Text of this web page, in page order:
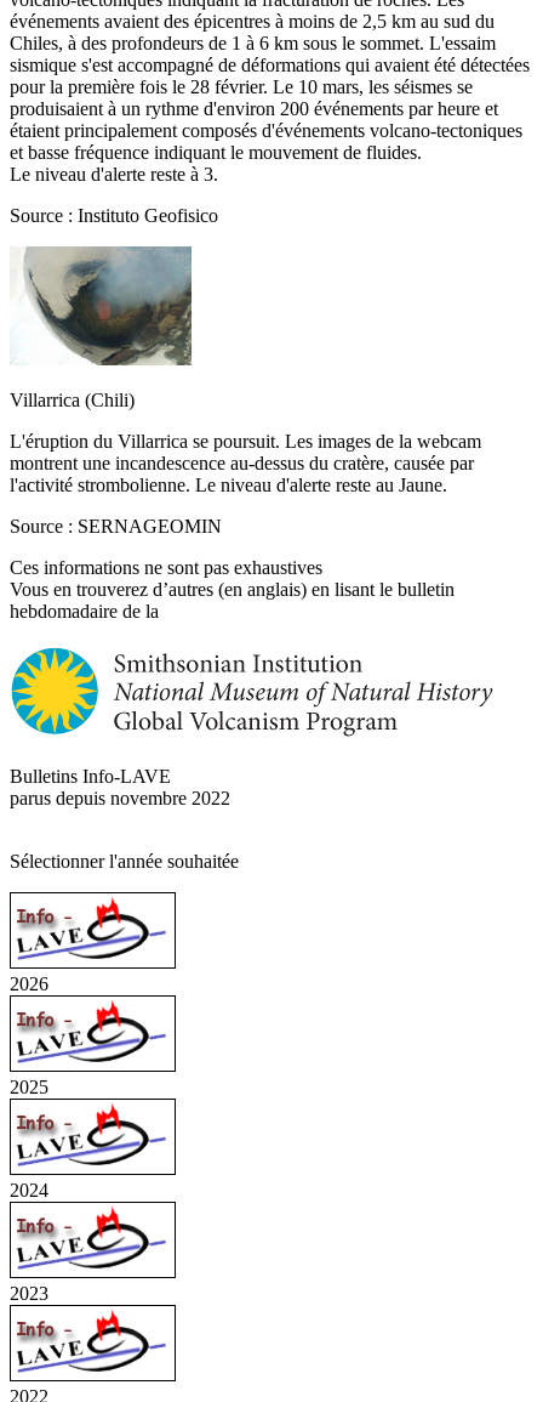
événements avaient des épicentres à moins de 2,5 km au sud du
Chiles, à des profondeurs de 1 à 6 km sous le sommet. L'essaim
sismique s'est accompagné de déformations qui avaient été détectées
pour la première fois le 28 février. Le 10 mars, les séismes se
produisaient à un rythme d'environ 200 événements par heure et
étaient principalement composés d'événements volcano-tectoniques
et basse fréquence indiquant le mouvement de fluides.
Le niveau d'alerte reste à 3.
Source : Instituto Geofisico
Villarrica (Chili)
L'éruption du Villarrica se poursuit. Les images de la webcam
montrent une incandescence au-dessus du cratère, causée par
l'activité strombolienne. Le niveau d'alerte reste au Jaune.
Source : SERNAGEOMIN
Ces informations ne sont pas exhaustives
Vous en trouverez d’autres (en anglais) en lisant le bulletin
hebdomadaire de la
Bulletins Info-LAVE
parus depuis novembre 2022
Sélectionner l'année souhaitée
2026
2025
2024
2023
2022